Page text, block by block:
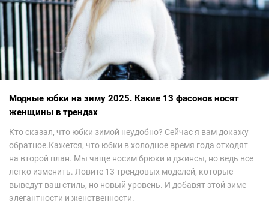
Модные юбки на зиму 2025. Какие 13 фасонов носят
женщины в трендах
Кто сказал, что юбки зимой неудобно? Сейчас я вам докажу
обратное.Кажется, что юбки в холодное время года отходят
на второй план. Мы чаще носим брюки и джинсы, но ведь все
легко изменить. Ловите 13 трендовых моделей, которые
выведут ваш стиль, но новый уровень. И добавят этой зиме
элегантности и женственности.